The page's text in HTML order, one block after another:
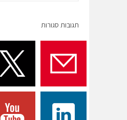
תגובות סגורות